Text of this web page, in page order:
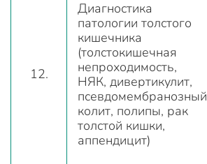
12.
Диагностика
патологии толстого
кишечника
(толстокишечная
непроходимость,
НЯК, дивертикулит,
псевдомембранозный
колит, полипы, рак
толстой кишки,
аппендицит)